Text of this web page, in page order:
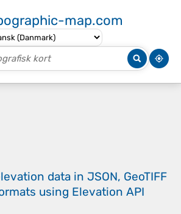
map.com
data in JSON, GeoTIFF
using Elevation API